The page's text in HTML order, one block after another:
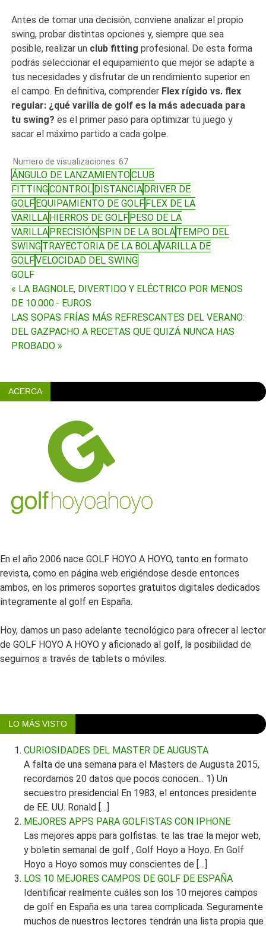
Antes de tomar una decisión, conviene analizar el propio
swing, probar distintas opciones y, siempre que sea
posible, realizar un club fitting profesional. De esta forma
podrás seleccionar el equipamiento que mejor se adapte a
tus necesidades y disfrutar de un rendimiento superior en
el campo. En definitiva, comprender Flex rígido vs. flex
regular: ¿qué varilla de golf es la más adecuada para
tu swing? es el primer paso para optimizar tu juego y
sacar el máximo partido a cada golpe.
Numero de visualizaciones: 67
ÁNGULO DE LANZAMIENTOCLUB
FITTINGCONTROLDISTANCIADRIVER DE
GOLFEQUIPAMIENTO DE GOLFFLEX DE LA
VARILLAHIERROS DE GOLFPESO DE LA
VARILLAPRECISIÓNSPIN DE LA BOLATEMPO DEL
SWINGTRAYECTORIA DE LA BOLAVARILLA DE
GOLFVELOCIDAD DEL SWING
GOLF
Navegación
de
entradas
« LA BAGNOLE, DIVERTIDO Y ELÉCTRICO POR MENOS
DE 10.000.- EUROS
LAS SOPAS FRÍAS MÁS REFRESCANTES DEL VERANO:
DEL GAZPACHO A RECETAS QUE QUIZÁ NUNCA HAS
PROBADO »
ACERCA
En el año 2006 nace GOLF HOYO A HOYO, tanto en formato
revista, como en página web erigiéndose desde entonces
ambos, en los primeros soportes gratuitos digitales dedicados
íntegramente al golf en España.
Hoy, damos un paso adelante tecnológico para ofrecer al lector
de GOLF HOYO A HOYO y aficionado al golf, la posibilidad de
seguirnos a través de tablets o móviles.
LO MÁS VISTO
CURIOSIDADES DEL MASTER DE AUGUSTA
A falta de una semana para el Masters de Augusta 2015,
recordamos 20 datos que pocos conocen... 1) Un
secuestro presidencial En 1983, el entonces presidente
de EE. UU. Ronald […]
MEJORES APPS PARA GOLFISTAS CON IPHONE
Las mejores apps para golfistas. te las trae la mejor web,
y boletin semanal de golf , Golf Hoyo a Hoyo. En Golf
Hoyo a Hoyo somos muy conscientes de […]
LOS 10 MEJORES CAMPOS DE GOLF DE ESPAÑA
Identificar realmente cuáles son los 10 mejores campos
de golf en España es una tarea complicada. Seguramente
muchos de nuestros lectores tendrán una lista propia que